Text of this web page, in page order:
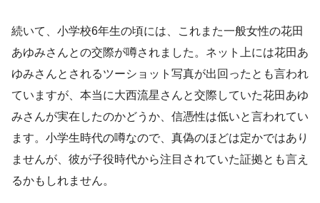
続いて、小学校6年生の頃には、これまた一般女性の花田
あゆみさんとの交際が噂されました。ネット上には花田あ
ゆみさんとされるツーショット写真が出回ったとも言われ
ていますが、本当に大西流星さんと交際していた花田あゆ
みさんが実在したのかどうか、信憑性は低いと言われてい
ます。小学生時代の噂なので、真偽のほどは定かではあり
ませんが、彼が子役時代から注目されていた証拠とも言え
るかもしれません。